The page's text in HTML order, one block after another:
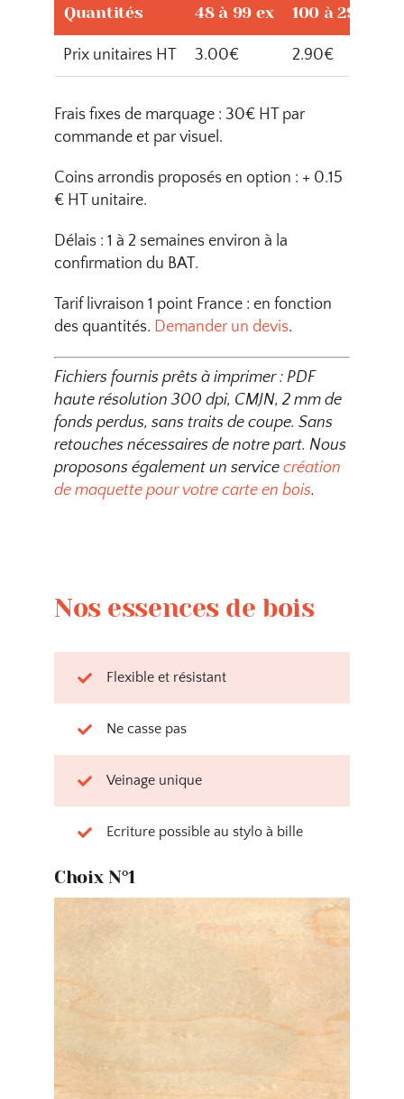
Quantités 48 à 99 ex 100 à 299 ex
Prix unitaires HT 3.00€ 2.90€
Frais fixes de marquage : 30€ HT par
commande et par visuel.
Coins arrondis proposés en option : + 0.15
€ HT unitaire.
Délais : 1 à 2 semaines environ à la
confirmation du BAT.
Tarif livraison 1 point France : en fonction
des quantités. Demander un devis.
Fichiers fournis prêts à imprimer : PDF
haute résolution 300 dpi, CMJN, 2 mm de
fonds perdus, sans traits de coupe. Sans
retouches nécessaires de notre part. Nous
proposons également un service création
de maquette pour votre carte en bois.
Nos essences de bois
Flexible et résistant
Ne casse pas
Veinage unique
Ecriture possible au stylo à bille
Choix N°1